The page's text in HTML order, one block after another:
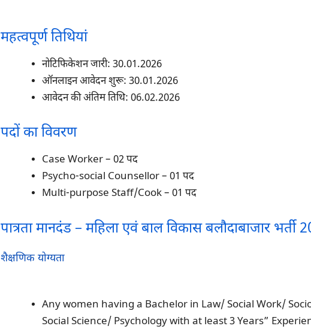
महत्वपूर्ण तिथियां
नोटिफिकेशन जारी: 30.01.2026
ऑनलाइन आवेदन शुरू: 30.01.2026
आवेदन की अंतिम तिथि: 06.02.2026
पदों का विवरण
Case Worker – 02 पद
Psycho-social Counsellor – 01 पद
Multi-purpose Staff/Cook – 01 पद
पात्रता मानदंड – महिला एवं बाल विकास बलौदाबाजार भर्ती
शैक्षणिक योग्यता
Any women having a Bachelor in Law/ Social Work/
Social Science/ Psychology with at least 3 Years”